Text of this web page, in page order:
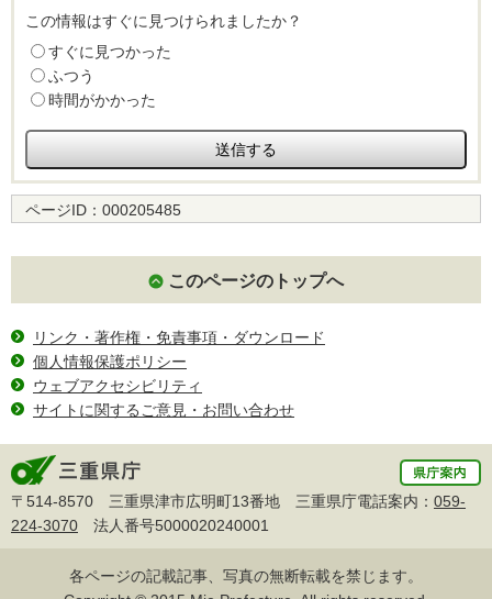
この情報はすぐに見つけられましたか？
すぐに見つかった
ふつう
時間がかかった
ページID： 000205485
このページのトップへ
リンク・著作権・免責事項・ダウンロード
個人情報保護ポリシー
ウェブアクセシビリティ
サイトに関するご意見・お問い合わせ
〒514-8570 三重県津市広明町13番地 三重県庁電話案内： 059-
224-3070 法人番号5000020240001
各ページの記載記事、写真の無断転載を禁じます。